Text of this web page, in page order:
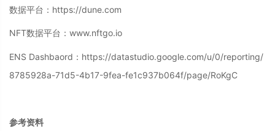
数据平台：https://dune.com
NFT数据平台：www.nftgo.io
ENS Dashbaord：https://datastudio.google.com/u/0/reporting/
8785928a-71d5-4b17-9fea-fe1c937b064f/page/RoKgC
参考资料